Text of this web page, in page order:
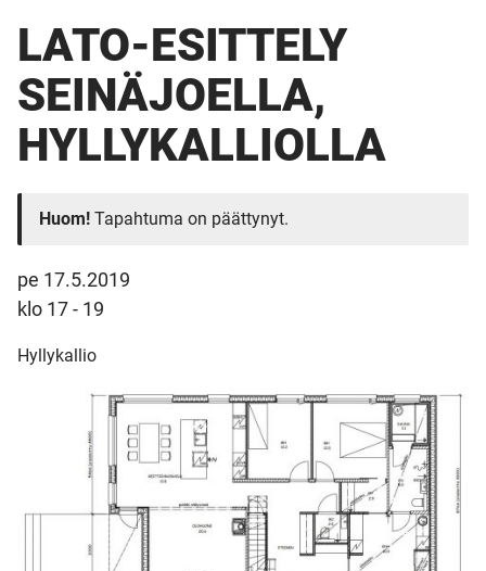
LATO-ESITTELY
SEINÄJOELLA,
HYLLYKALLIOLLA
Huom! Tapahtuma on päättynyt.
pe 17.5.2019
klo 17 - 19
Hyllykallio